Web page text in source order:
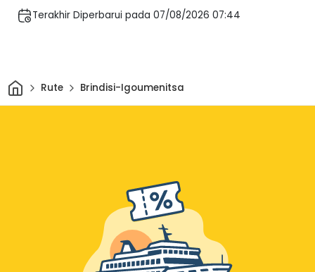
Terakhir Diperbarui pada 07/08/2026 07:44
Rumah
Rute Brindisi-Igoumenitsa